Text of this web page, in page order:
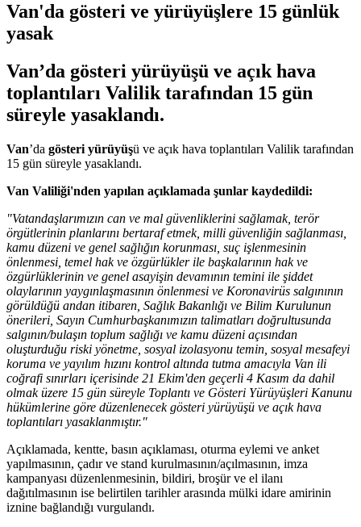
Van'da gösteri ve yürüyüşlere 15 günlük
yasak
Van’da gösteri yürüyüşü ve açık hava
toplantıları Valilik tarafından 15 gün
süreyle yasaklandı.
Van’da gösteri yürüyüşü ve açık hava toplantıları Valilik tarafından
15 gün süreyle yasaklandı.
Van Valiliği'nden yapılan açıklamada şunlar kaydedildi:
"Vatandaşlarımızın can ve mal güvenliklerini sağlamak, terör
örgütlerinin planlarını bertaraf etmek, milli güvenliğin sağlanması,
kamu düzeni ve genel sağlığın korunması, suç işlenmesinin
önlenmesi, temel hak ve özgürlükler ile başkalarının hak ve
özgürlüklerinin ve genel asayişin devamının temini ile şiddet
olaylarının yaygınlaşmasının önlenmesi ve Koronavirüs salgınının
görüldüğü andan itibaren, Sağlık Bakanlığı ve Bilim Kurulunun
önerileri, Sayın Cumhurbaşkanımızın talimatları doğrultusunda
salgının/bulaşın toplum sağlığı ve kamu düzeni açısından
oluşturduğu riski yönetme, sosyal izolasyonu temin, sosyal mesafeyi
koruma ve yayılım hızını kontrol altında tutma amacıyla Van ili
coğrafi sınırları içerisinde 21 Ekim'den geçerli 4 Kasım da dahil
olmak üzere 15 gün süreyle Toplantı ve Gösteri Yürüyüşleri Kanunu
hükümlerine göre düzenlenecek gösteri yürüyüşü ve açık hava
toplantıları yasaklanmıştır."
Açıklamada, kentte, basın açıklaması, oturma eylemi ve anket
yapılmasının, çadır ve stand kurulmasının/açılmasının, imza
kampanyası düzenlenmesinin, bildiri, broşür ve el ilanı
dağıtılmasının ise belirtilen tarihler arasında mülki idare amirinin
iznine bağlandığı vurgulandı.